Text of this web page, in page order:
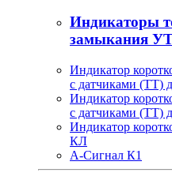
Индикаторы
замыкания
Индикатор
с датчиками (ТТ)
Индикатор
с датчиками (ТТ)
Индикатор
КЛ
А-Сигнал К1